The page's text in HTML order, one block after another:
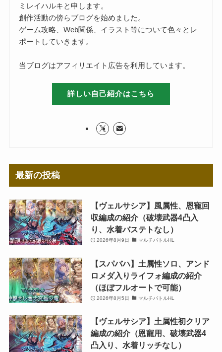
ミレイハルキと申します。
創作活動の傍らブログを始めました。
ゲーム攻略、Web関係、イラスト等について色々とレ
ポートしていきます。
当ブログはアフィリエイト広告を利用しています。
詳しい自己紹介はこちら
最新の投稿
【ヴェルサシア】風属性、恩寵回
収編成の紹介（破壊武器4凸入
り、水着バステトなし）
2026年8月9日 マルチバトルHL
【スパバハ】土属性ソロ、アンド
ロメダ入りライフォ編成の紹介
（ほぼフルオートで可能）
2026年8月5日 マルチバトルHL
【ヴェルサシア】土属性初クリア
編成の紹介（恩寵用、破壊武器4
凸入り、水着リッチなし）